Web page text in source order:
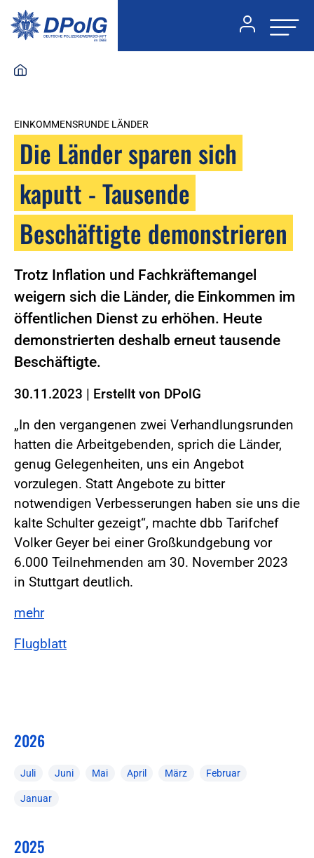
EINKOMMENSRUNDE LÄNDER
Die Länder sparen sich
kaputt - Tausende
Beschäftigte demonstrieren
Trotz Inflation und Fachkräftemangel
weigern sich die Länder, die Einkommen im
öffentlichen Dienst zu erhöhen. Heute
demonstrierten deshalb erneut tausende
Beschäftigte.
30.11.2023 | Erstellt von DPolG
„In den vergangenen zwei Verhandlungsrunden
hatten die Arbeitgebenden, sprich die Länder,
genug Gelegenheiten, uns ein Angebot
vorzulegen. Statt Angebote zu bitter
notwendigen Verbesserungen haben sie uns die
kalte Schulter gezeigt“, machte dbb Tarifchef
Volker Geyer bei einer Großkundgebung vor
6.000 Teilnehmenden am 30. November 2023
in Stuttgart deutlich.
mehr
Flugblatt
2026
Juli Juni Mai April März Februar
Januar
2025